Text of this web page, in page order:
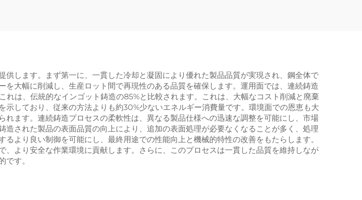
します。まず第一に、一貫した冷却と凝固により優れた製品品質が実現され、鋼全体で
大幅に削減し、生産ロット間で再現性のある品質を確保します。運用面では、連続鋳造
は、伝統的なインゴット鋳造の85%と比較されます。これは、大幅なコスト削減と廃棄
しており、従来の方法よりも約30%少ないエネルギー消費量です。環境面での恩恵も大
ます。連続鋳造プロセスの柔軟性は、異なる製品仕様への迅速な調整を可能にし、市場
された製品の表面品質の向上により、追加の表面処理が必要なくなることが多く、処理
より良い制御を可能にし、最終用途での性能向上と機械的特性の改善をもたらします。
より安全な作業環境に貢献します。さらに、このプロセスは一貫した品質を維持しなが
です。